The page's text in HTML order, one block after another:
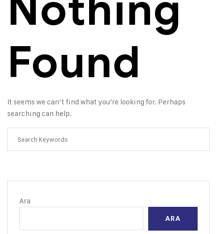
Found
It seems we can’t find what you’re looking for. Perhaps
searching can help.
Ara
ARA